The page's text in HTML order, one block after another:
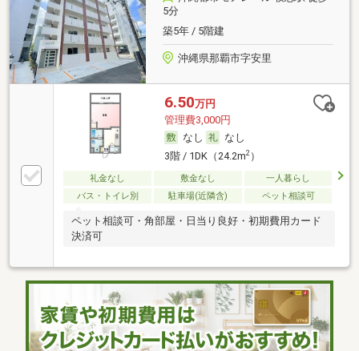
5分
築5年 / 5階建
沖縄県那覇市字安里
6.50万円
管理費3,000円
なし
なし
3階 / 1DK（24.2m2）
礼金なし 敷金なし
一人暮らし
バス・トイレ別
駐車場(近隣含) ペット相談可
ペット相談可・角部屋・日当り良好・初期費用カード
決済可